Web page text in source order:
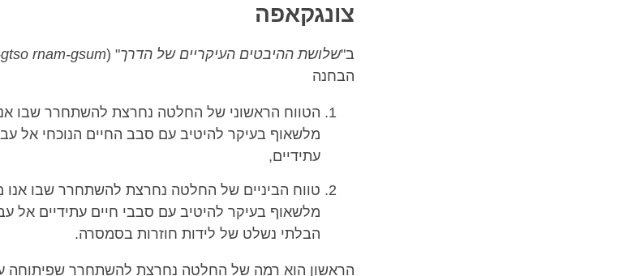
צונגקאפה
ב"שלושת ההיבטים העיקריים של הדרך" (
rnam-gsum
הבחנה
הטווח הראשוני של החלטה נחרצת להשתחרר שבו
מלשאוף בעיקר להיטיב עם סבב החיים הנוכחי אל
עתידיים,
טווח הביניים של החלטה נחרצת להשתחרר שבו אנו
מלשאוף בעיקר להיטיב עם סבבי חיים עתידיים אל
הבלתי נשלט של לידות חוזרות בסמסרה.
הראשון הוא רמה של החלטה נחרצת להשתחרר שפיתוחה